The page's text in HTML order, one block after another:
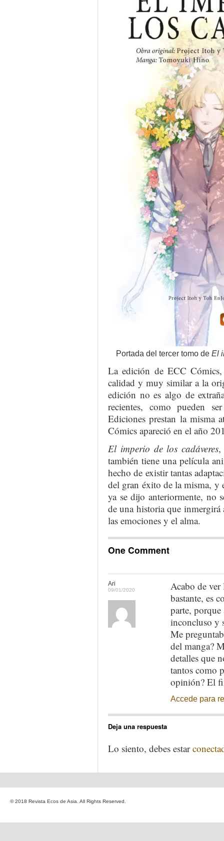
Portada del tercer tomo de El
La edición de ECC
calidad y muy similar a la
edición no es algo de
recientes, como pueden
Ediciones prestan la misma
Cómics apareció en el año
El imperio de los cadáveres,
también tiene una película
hecho de existir tantas
del gran éxito de la misma, y
ya se dijo anteriormente, no
de una historia que inmergirá
las emociones y el alma.
One Comment
Ari
09/01/2020
Acabo de
bastante, es
parte, porque
inconcluso y
Me
del manga?
detalles que
tantos como
opinión? El
Accede para
Deja una respuesta
Lo siento, debes estar
© 2018 Revista Ecos de Asia. All Rights Reserved.